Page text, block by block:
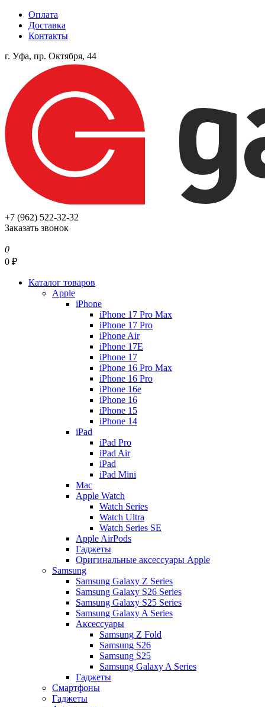
Оплата
Доставка
Контакты
г. Уфа, пр. Октября, 44
+7 (962) 522-32-32
Заказать звонок
0
0 ₽
Каталог товаров
Apple
iPhone
iPhone 17 Pro Max
iPhone 17 Pro
iPhone Air
iPhone 17E
iPhone 17
iPhone 16 Pro Max
iPhone 16 Pro
iPhone 16e
iPhone 16
iPhone 15
iPhone 14
iPad
iPad Pro
iPad Air
iPad
iPad Mini
Mac
Apple Watch
Watch Series
Watch Ultra
Watch Series SE
Apple AirPods
Гаджеты
Оригинальные аксессуары Apple
Samsung
Samsung Galaxy Z Series
Samsung Galaxy S26 Series
Samsung Galaxy S25 Series
Samsung Galaxy A Series
Аксессуары
Samsung Z Fold
Samsung S26
Samsung S25
Samsung Galaxy A Series
Гаджеты
Смартфоны
Гаджеты